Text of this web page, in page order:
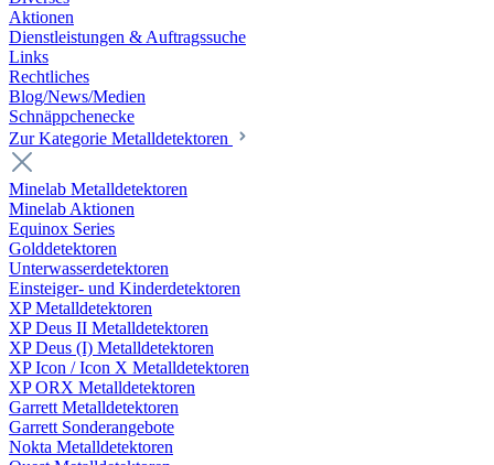
Aktionen
Dienstleistungen & Auftragssuche
Links
Rechtliches
Blog/News/Medien
Schnäppchenecke
Zur Kategorie Metalldetektoren
Minelab Metalldetektoren
Minelab Aktionen
Equinox Series
Golddetektoren
Unterwasserdetektoren
Einsteiger- und Kinderdetektoren
XP Metalldetektoren
XP Deus II Metalldetektoren
XP Deus (I) Metalldetektoren
XP Icon / Icon X Metalldetektoren
XP ORX Metalldetektoren
Garrett Metalldetektoren
Garrett Sonderangebote
Nokta Metalldetektoren